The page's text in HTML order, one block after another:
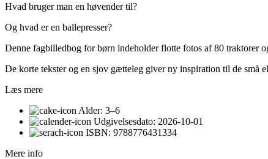
Hvad bruger man en høvender til?
Og hvad er en ballepresser?
Denne fagbilledbog for børn indeholder flotte fotos af 80 traktorer
De korte tekster og en sjov gætteleg giver ny inspiration til de små
Læs mere
Alder: 3–6
Udgivelsesdato: 2026-10-01
ISBN: 9788776431334
Mere info